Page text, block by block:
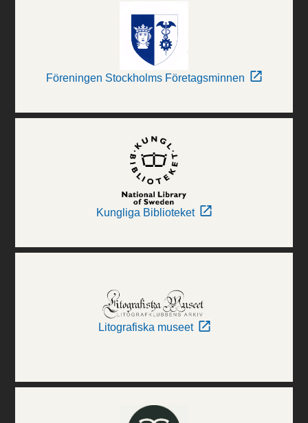
Föreningen Stockholms Företagsminnen
Kungliga Biblioteket
Litografiska museet